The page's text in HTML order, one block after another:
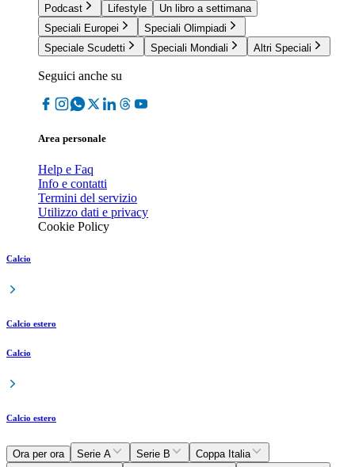
Podcast
Lifestyle
Un libro a settimana
Speciali Europei
Speciali Olimpiadi
Speciale Scudetti
Speciali Mondiali Altri Speciali
Seguici anche su
Area personale
Help e Faq
Info e contatti
Termini del servizio
Utilizzo dati e privacy
Cookie Policy
Calcio
Calcio estero
Calcio
Calcio estero
Ora per ora Serie A Serie B
Coppa Italia